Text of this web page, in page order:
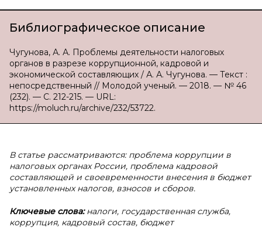
Библиографическое описание
Чугунова, А. А. Проблемы деятельности налоговых
органов в разрезе коррупционной, кадровой и
экономической составляющих / А. А. Чугунова. — Текст :
непосредственный // Молодой ученый. — 2018. — № 46
(232). — С. 212-215. — URL:
https://moluch.ru/archive/232/53722.
В статье рассматриваются: проблема коррупции в
налоговых органах России, проблема кадровой
составляющей и своевременности внесения в бюджет
установленных налогов, взносов и сборов.
Ключевые слова:налоги, государственная служба,
коррупция, кадровый состав, бюджет